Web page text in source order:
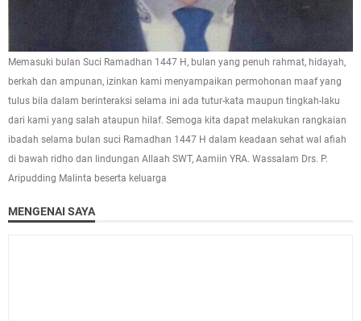
Memasuki bulan Suci Ramadhan 1447 H, bulan yang penuh rahmat, hidayah,
berkah dan ampunan, izinkan kami menyampaikan permohonan maaf yang
tulus bila dalam berinteraksi selama ini ada tutur-kata maupun tingkah-laku
dari kami yang salah ataupun hilaf. Semoga kita dapat melakukan rangkaian
ibadah selama bulan suci Ramadhan 1447 H dalam keadaan sehat wal afiah
di bawah ridho dan lindungan Allaah SWT, Aamiin YRA. Wassalam Drs. P.
Aripudding Malinta beserta keluarga
MENGENAI SAYA